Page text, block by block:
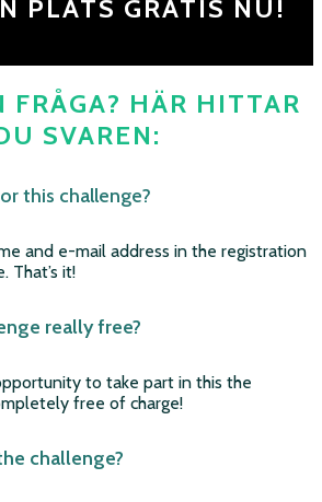
PLATS GRATIS NU!
FRÅGA? HÄR HITTAR
SVAREN:
this challenge?
and e-mail address in the registration
That’s it!
really free?
to take part in this the
free of charge!
challenge?